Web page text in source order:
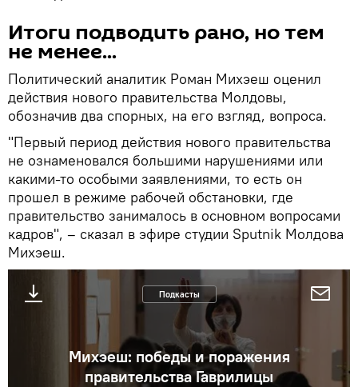
Итоги подводить рано, но тем
не менее...
Политический аналитик Роман Михэеш оценил
действия нового правительства Молдовы,
обозначив два спорных, на его взгляд, вопроса.
"Первый период действия нового правительства
не ознаменовался большими нарушениями или
какими-то особыми заявлениями, то есть он
прошел в режиме рабочей обстановки, где
правительство занималось в основном вопросами
кадров", – сказал в эфире студии Sputnik Молдова
Михэеш.
Подкасты
Михэеш: победы и поражения
правительства Гаврилицы